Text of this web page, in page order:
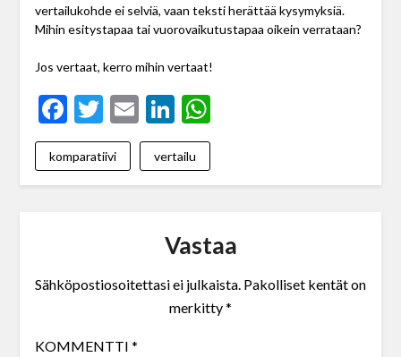
vertailukohde ei selviä, vaan teksti herättää kysymyksiä.
Mihin esitystapaa tai vuorovaikutustapaa oikein verrataan?
Jos vertaat, kerro mihin vertaat!
Facebook
Twitter
EmailLinkedIn
WhatsApp
komparatiivi vertailu
Vastaa
Sähköpostiosoitettasi ei julkaista. Pakolliset kentät on
merkitty*
KOMMENTTI *